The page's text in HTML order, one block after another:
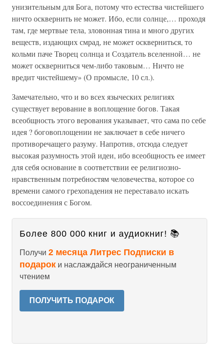
унизительным для Бога, потому что естества чистейшего
ничто осквернить не может. Ибо, если солнце,… проходя
там, где мертвые тела, зловонная тина и много других
веществ, издающих смрад, не может оскверниться, то
кольми паче Творец солнца и Создатель вселенной… не
может оскверниться чем-либо таковым… Ничто не
вредит чистейшему» (О промысле, 10 сл.).
Замечательно, что и во всех языческих религиях
существует верование в воплощение богов. Такая
всеобщность этого верования указывает, что сама по себе
идея ? боговоплощении не заключает в себе ничего
противоречащего разуму. Напротив, отсюда следует
высокая разумность этой идеи, ибо всеобщность ее имеет
для себя основание в соответствии ее религиозно-
нравственным потребностям человечества, которое со
времени самого грехопадения не переставало искать
воссоединения с Богом.
Более 800 000 книг и аудиокниг! 📚
Получи 2 месяца Литрес Подписки в
подарок и наслаждайся неограниченным
чтением
ПОЛУЧИТЬ ПОДАРОК